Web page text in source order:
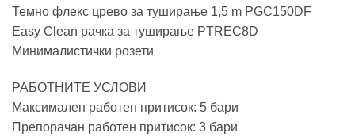
Темно флекс црево за туширање 1,5 m PGC150DF
Easy Clean рачка за туширање PTREC8D
Минималистички розети
РАБОТНИТЕ УСЛОВИ
Максимален работен притисок: 5 бари
Препорачан работен притисок: 3 бари